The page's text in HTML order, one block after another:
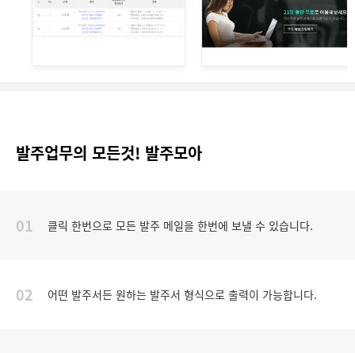
발주업무의 모든것! 발주모아
01 클릭 한번으로 모든 발주 메일을 한번에 보낼 수 있습니다.
02 어떤 발주서든 원하는 발주서 형식으로 출력이 가능합니다.